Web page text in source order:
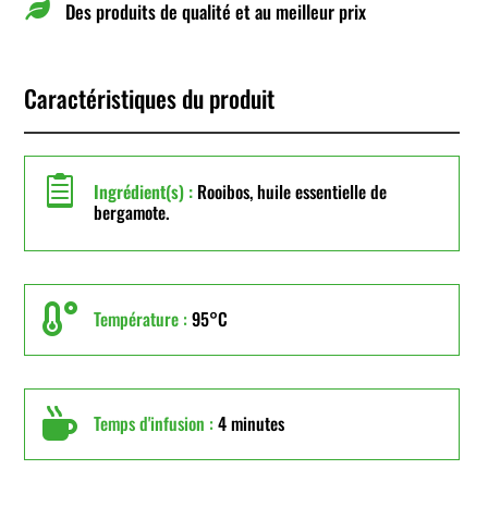
 Des produits de qualité et au meilleur prix
Caractéristiques du produit
 Ingrédient(s) : Rooibos, huile essentielle de
bergamote.
 Température : 95°C
 Temps d'infusion : 4 minutes